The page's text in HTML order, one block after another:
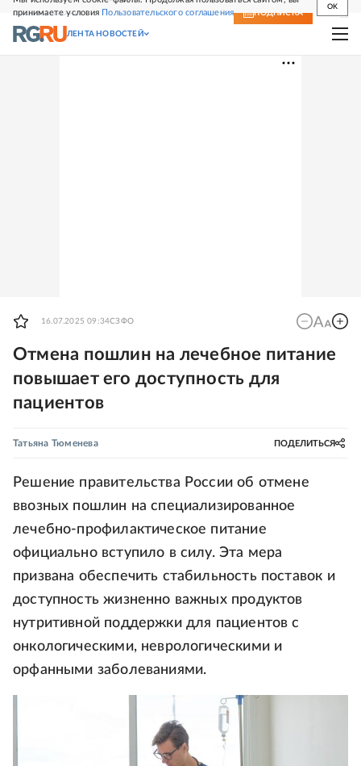
принимаете условия Пользовательского соглашения
OK
СВЕЖИЙ НОМЕР ПОДПИСКА
ЛЕНТА НОВОСТЕЙ
16.07.2025 09:34СЗФО
Отмена пошлин на лечебное питание
повышает его доступность для
пациентов
Татьяна Тюменева ПОДЕЛИТЬСЯ
Решение правительства России об отмене
ввозных пошлин на специализированное
лечебно-профилактическое питание
официально вступило в силу. Эта мера
призвана обеспечить стабильность поставок и
доступность жизненно важных продуктов
нутритивной поддержки для пациентов с
онкологическими, неврологическими и
орфанными заболеваниями.